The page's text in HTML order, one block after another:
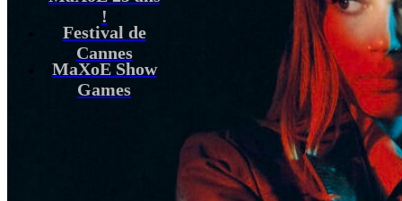
!
Festival de
Cannes
MaXoE Show
Games